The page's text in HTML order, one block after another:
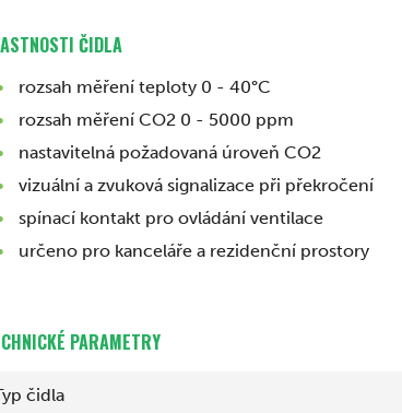
ČIDLA
rozsah měření teploty 0 - 40°C
rozsah měření CO2 0 - 5000 ppm
nastavitelná požadovaná úroveň CO2
vizuální a zvuková signalizace při překročení
spínací kontakt pro ovládání ventilace
určeno pro kanceláře a rezidenční prostory
PARAMETRY
čidla